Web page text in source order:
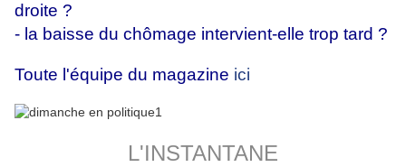
droite ?
- la baisse du chômage intervient-elle trop tard ?
Toute l'équipe du magazine ici
L'INSTANTANE